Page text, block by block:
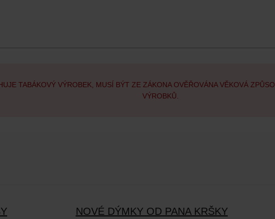
TABÁKOVÝ VÝROBEK, MUSÍ BÝT ZE ZÁKONA OVĚŘOVÁNA VĚKOVÁ
VÝROBKŮ.
NOVÉ DÝMKY OD PANA KRŠKY